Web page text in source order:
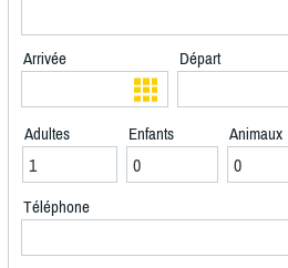
Arrivée Départ
Adultes Enfants Animaux
Téléphone